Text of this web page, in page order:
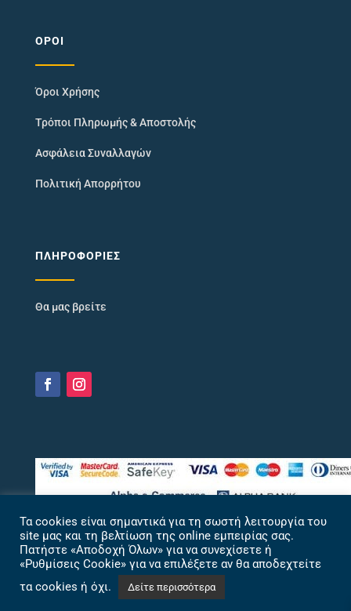
ΌΡΟΙ
Όροι Χρήσης
Τρόποι Πληρωμής & Αποστολής
Ασφάλεια Συναλλαγών
Πολιτική Απορρήτου
ΠΛΗΡΟΦΟΡΊΕΣ
Θα μας βρείτε
Τα cookies είναι σημαντικά για τη σωστή λειτουργία του
site μας και τη βελτίωση της online εμπειρίας σας.
Πατήστε «Αποδοχή Όλων» για να συνεχίσετε ή
«Ρυθμίσεις Cookie» για να επιλέξετε αν θα αποδεχτείτε
τα cookies ή όχι.
Δείτε περισσότερα